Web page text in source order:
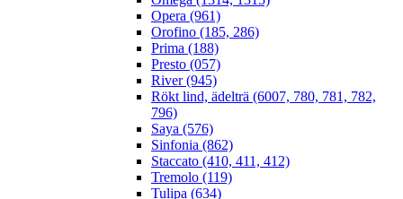
Opera (961)
Orofino (185, 286)
Prima (188)
Presto (057)
River (945)
Rökt lind, ädelträ (6007, 780, 781, 782,
796)
Saya (576)
Sinfonia (862)
Staccato (410, 411, 412)
Tremolo (119)
Tulipa (634)